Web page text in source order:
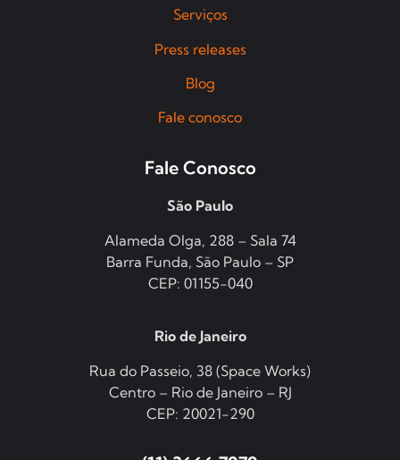
Serviços
Press releases
Blog
Fale conosco
Fale Conosco
São Paulo
Alameda Olga, 288 – Sala 74
Barra Funda, São Paulo – SP
CEP: 01155-040
Rio de Janeiro
Rua do Passeio, 38 (Space Works)
Centro – Rio de Janeiro – RJ
CEP: 20021-290